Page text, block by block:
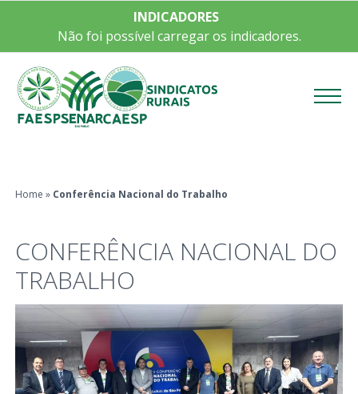
INDICADORES
Não foi possível carregar os indicadores.
Home » Conferência Nacional do Trabalho
CONFERÊNCIA NACIONAL DO
TRABALHO